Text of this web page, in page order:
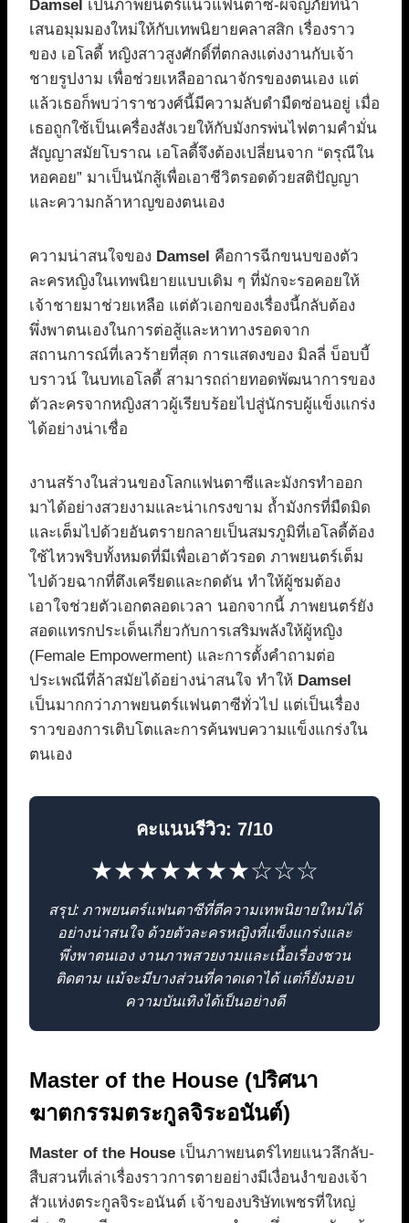
Damsel เป็นภาพยนตร์แนวแฟนตาซี-ผจญภัยที่นำ
เสนอมุมมองใหม่ให้กับเทพนิยายคลาสสิก เรื่องราว
ของ เอโลดี้ หญิงสาวสูงศักดิ์ที่ตกลงแต่งงานกับเจ้า
ชายรูปงาม เพื่อช่วยเหลืออาณาจักรของตนเอง แต่
แล้วเธอก็พบว่าราชวงศ์นี้มีความลับดำมืดซ่อนอยู่ เมื่อ
เธอถูกใช้เป็นเครื่องสังเวยให้กับมังกรพ่นไฟตามคำมั่น
สัญญาสมัยโบราณ เอโลดี้จึงต้องเปลี่ยนจาก “ดรุณีใน
หอคอย” มาเป็นนักสู้เพื่อเอาชีวิตรอดด้วยสติปัญญา
และความกล้าหาญของตนเอง
ความน่าสนใจของ Damsel คือการฉีกขนบของตัว
ละครหญิงในเทพนิยายแบบเดิม ๆ ที่มักจะรอคอยให้
เจ้าชายมาช่วยเหลือ แต่ตัวเอกของเรื่องนี้กลับต้อง
พึ่งพาตนเองในการต่อสู้และหาทางรอดจาก
สถานการณ์ที่เลวร้ายที่สุด การแสดงของ มิลลี่ บ็อบบี้
บราวน์ ในบทเอโลดี้ สามารถถ่ายทอดพัฒนาการของ
ตัวละครจากหญิงสาวผู้เรียบร้อยไปสู่นักรบผู้แข็งแกร่ง
ได้อย่างน่าเชื่อ
งานสร้างในส่วนของโลกแฟนตาซีและมังกรทำออก
มาได้อย่างสวยงามและน่าเกรงขาม ถ้ำมังกรที่มืดมิด
และเต็มไปด้วยอันตรายกลายเป็นสมรภูมิที่เอโลดี้ต้อง
ใช้ไหวพริบทั้งหมดที่มีเพื่อเอาตัวรอด ภาพยนตร์เต็ม
ไปด้วยฉากที่ตึงเครียดและกดดัน ทำให้ผู้ชมต้อง
เอาใจช่วยตัวเอกตลอดเวลา นอกจากนี้ ภาพยนตร์ยัง
สอดแทรกประเด็นเกี่ยวกับการเสริมพลังให้ผู้หญิง
(Female Empowerment) และการตั้งคำถามต่อ
ประเพณีที่ล้าสมัยได้อย่างน่าสนใจ ทำให้ Damsel
เป็นมากกว่าภาพยนตร์แฟนตาซีทั่วไป แต่เป็นเรื่อง
ราวของการเติบโตและการค้นพบความแข็งแกร่งใน
ตนเอง
คะแนนรีวิว: 7/10
★★★★★★★☆☆☆
สรุป: ภาพยนตร์แฟนตาซีที่ตีความเทพนิยายใหม่ได้
อย่างน่าสนใจ ด้วยตัวละครหญิงที่แข็งแกร่งและ
พึ่งพาตนเอง งานภาพสวยงามและเนื้อเรื่องชวน
ติดตาม แม้จะมีบางส่วนที่คาดเดาได้ แต่ก็ยังมอบ
ความบันเทิงได้เป็นอย่างดี
Master of the House (ปริศนา
ฆาตกรรมตระกูลจิระอนันต์)
Master of the House เป็นภาพยนตร์ไทยแนวลึกลับ-
สืบสวนที่เล่าเรื่องราวการตายอย่างมีเงื่อนงำของเจ้า
สัวแห่งตระกูลจิระอนันต์ เจ้าของบริษัทเพชรที่ใหญ่